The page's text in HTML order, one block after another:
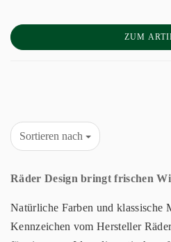
ZUM
Sortieren nach
Räder Design bringt frischen
Natürliche Farben und klassische
Kennzeichen vom Hersteller